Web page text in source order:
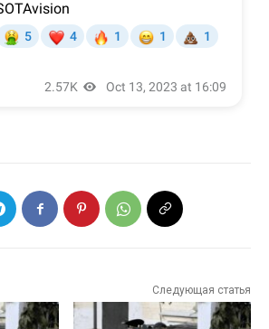
Следующая статья